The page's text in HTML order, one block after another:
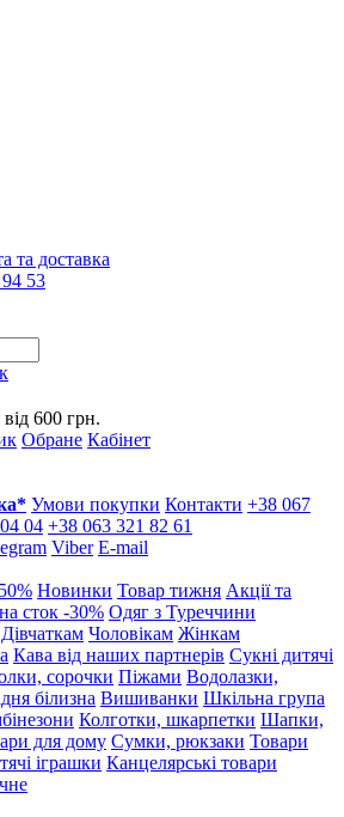
та доставка
53
600 грн.
Обране Кабінет
Умови покупки Контакти +38 067
04 +38 063 321 82 61
Viber E-mail
Новинки Товар тижня Акції та
сток -30% Одяг з Туреччини
Дівчаткам Чоловікам Жінкам
Кава від наших партнерів Сукні дитячі
сорочки Піжами Водолазки,
білизна Вишиванки Шкільна група
Колготки, шкарпетки Шапки,
для дому Сумки, рюкзаки Товари
іграшки Канцелярські товари